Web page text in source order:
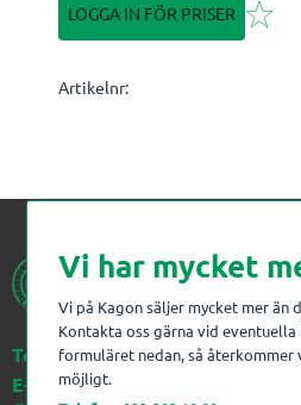
LOGGA IN FÖR PRISER Lägg
Artikelnr
Telefon:023-383 18 00
E-post:kagon@kagon.se
Vi har mycket
Vi på Kagon säljer mycket mer än
Kontakta oss gärna vid
formuläret nedan, så återkommer
möjligt.